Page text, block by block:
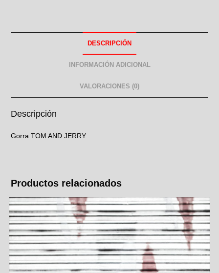
DESCRIPCIÓN
INFORMACIÓN ADICIONAL
VALORACIONES (0)
Descripción
Gorra TOM AND JERRY
Productos relacionados